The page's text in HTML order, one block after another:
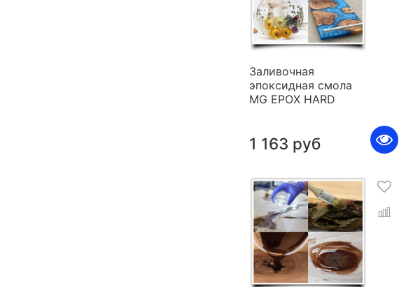
Заливочная
эпоксидная смола
MG EPOX HARD
1 163 руб